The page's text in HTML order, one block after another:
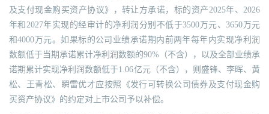
及支付现金购买资产协议》，转让方承诺，标的资产2025年、2026
年和2027年实现的经审计的净利润分别不低于3500万元、3650万元
和4000万元。如果标的公司业绩承诺期内前两年每年内实现净利润
数额低于当期承诺累计净利润数额的90%（不含），以及全部业绩承
诺期累计实现净利润数额低于1.06亿元（不含），则盛锋、李晖、黄
松、王青松、瞬雷优才应按照《发行可转换公司债券及支付现金购
买资产协议》的约定对上市公司予以补偿。